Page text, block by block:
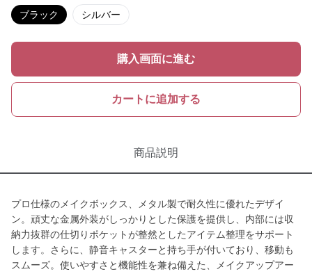
ブラック シルバー
購入画面に進む
カートに追加する
商品説明
プロ仕様のメイクボックス、メタル製で耐久性に優れたデザイ
ン。頑丈な金属外装がしっかりとした保護を提供し、内部には収
納力抜群の仕切りポケットが整然としたアイテム整理をサポート
します。さらに、静音キャスターと持ち手が付いており、移動も
スムーズ。使いやすさと機能性を兼ね備えた、メイクアップアー